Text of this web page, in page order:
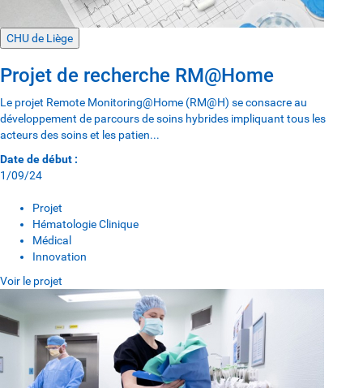
CHU de Liège
Projet de recherche RM@Home
Le projet Remote Monitoring@Home (RM@H) se consacre au
développement de parcours de soins hybrides impliquant tous les
acteurs des soins et les patien...
Date de début :
1/09/24
Projet
Hématologie Clinique
Médical
Innovation
Voir le projet